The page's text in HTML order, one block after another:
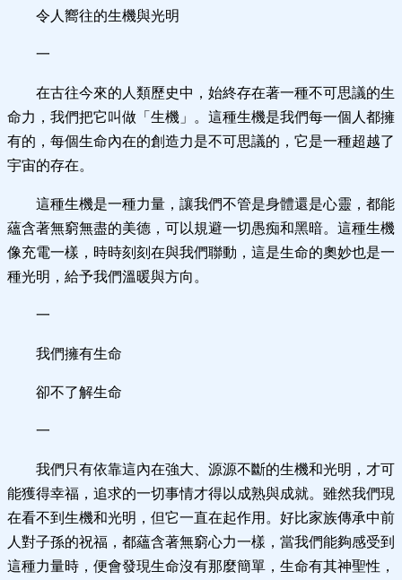
令人嚮往的生機與光明
一
在古往今來的人類歷史中，始終存在著一種不可思議的生
命力，我們把它叫做「生機」。這種生機是我們每一個人都擁
有的，每個生命內在的創造力是不可思議的，它是一種超越了
宇宙的存在。
這種生機是一種力量，讓我們不管是身體還是心靈，都能
蘊含著無窮無盡的美德，可以規避一切愚痴和黑暗。這種生機
像充電一樣，時時刻刻在與我們聯動，這是生命的奧妙也是一
種光明，給予我們溫暖與方向。
一
我們擁有生命
卻不了解生命
一
我們只有依靠這內在強大、源源不斷的生機和光明，才可
能獲得幸福，追求的一切事情才得以成熟與成就。雖然我們現
在看不到生機和光明，但它一直在起作用。好比家族傳承中前
人對子孫的祝福，都蘊含著無窮心力一樣，當我們能夠感受到
這種力量時，便會發現生命沒有那麼簡單，生命有其神聖性，